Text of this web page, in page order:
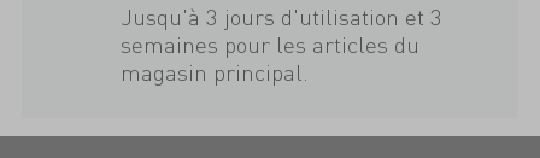
Jusqu'à 3 jours d'utilisation et 3
semaines pour les articles du
magasin principal.